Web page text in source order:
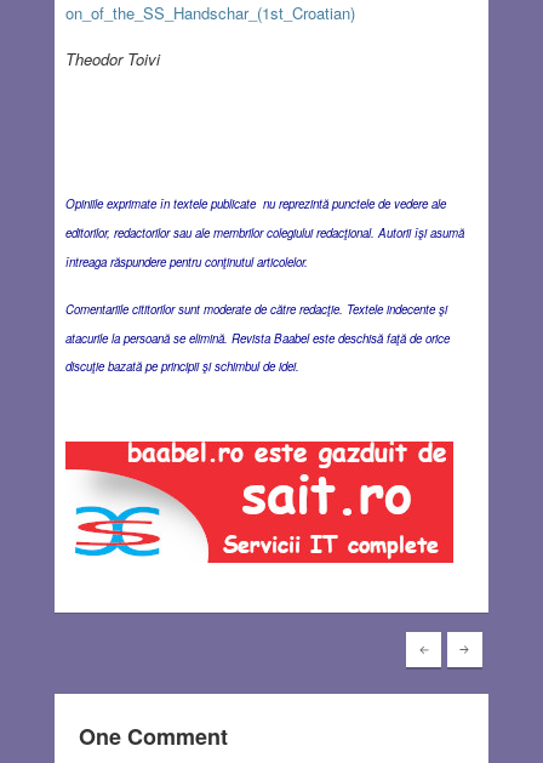
on_of_the_SS_Handschar_(1st_Croatian)
Theodor Toivi
Opiniile exprimate în textele publicate nu reprezintă punctele de vedere ale
editorilor, redactorilor sau ale membrilor colegiului redacţional. Autorii îşi asumă
întreaga răspundere pentru conţinutul articolelor.
Comentariile cititorilor sunt moderate de către redacţie. Textele indecente şi
atacurile la persoană se elimină. Revista Baabel este deschisă faţă de orice
discuţie bazată pe principii şi schimbul de idei.
One Comment